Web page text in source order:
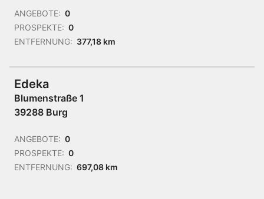
ANGEBOTE: 0
PROSPEKTE: 0
ENTFERNUNG: 377,18 km
Edeka
Blumenstraße 1
39288 Burg
ANGEBOTE: 0
PROSPEKTE: 0
ENTFERNUNG: 697,08 km